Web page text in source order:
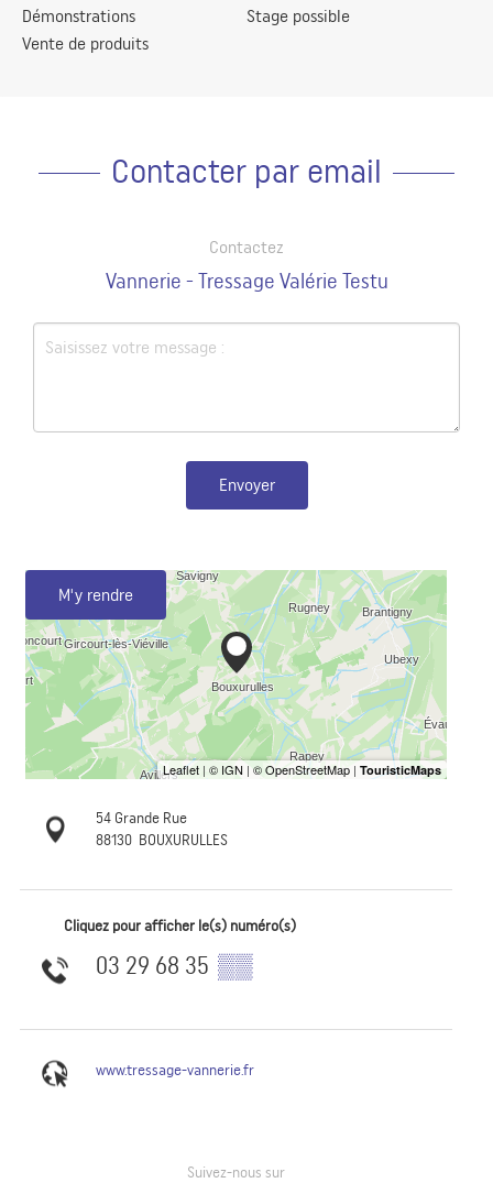
Démonstrations
Vente de produits
Stage possible
Contacter par email
Contactez
Vannerie - Tressage Valérie Testu
Envoyer
M'y rendre
54 Grande Rue
88130 BOUXURULLES
Cliquez pour afficher le(s) numéro(s)
03 29 68 35 ▒▒
www.tressage-vannerie.fr
Suivez-nous sur